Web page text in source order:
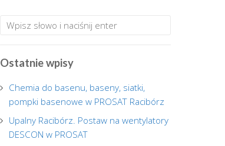
Ostatnie wpisy
Chemia do basenu, baseny, siatki,
pompki basenowe w PROSAT Racibórz
Upalny Racibórz. Postaw na wentylatory
DESCON w PROSAT